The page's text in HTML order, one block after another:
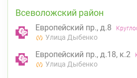
Всеволожский район
Европейский пр., д.8
Улица Дыбенко
Европейский пр., д.18, к.2
Улица Дыбенко